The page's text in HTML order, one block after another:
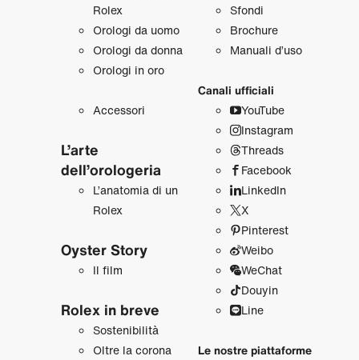
Rolex
Orologi da uomo
Orologi da donna
Orologi in oro
Accessori
L’arte
dell’orologeria
L’anatomia di un
Rolex
Oyster Story
Il film
Rolex in breve
Sostenibilità
Oltre la corona
Sfondi
Brochure
Manuali d’uso
Canali ufficiali
YouTube
Instagram
Threads
Facebook
LinkedIn
X
Pinterest
Weibo
WeChat
Douyin
Line
Le nostre piattaforme